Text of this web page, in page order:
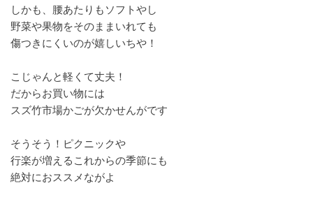
しかも、腰あたりもソフトやし
野菜や果物をそのままいれても
傷つきにくいのが嬉しいちや！
こじゃんと軽くて丈夫！
だからお買い物には
スズ竹市場かごが欠かせんがです
そうそう！ピクニックや
行楽が増えるこれからの季節にも
絶対におススメながよ